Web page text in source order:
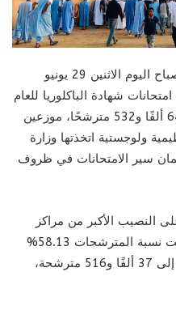
الزمان إنفو – نواكشوط: انطلقت صباح اليوم الاثنين 29 يونيو
شهادة الباكلوريا للعام
الدراسي 2025-2026، بمشاركة 64 ألفًا و532 مترشحًا، موزعين
ولوجستية اتخذتها وزارة
سير الامتحانات في ظروف
النصيب الأكبر من مراكز
الامتحان، بواقع 78 مركزًا، فيما بلغت نسبة المترشحات 58.13%
من إجمالي المشاركين، بعدد وصل إلى 37 ألفًا و516 مترشحة،